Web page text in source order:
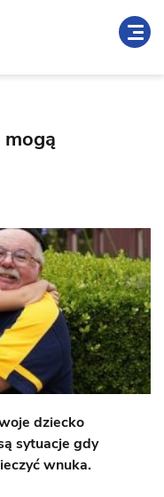
dziecko
sytuacje gdy
wnuka.